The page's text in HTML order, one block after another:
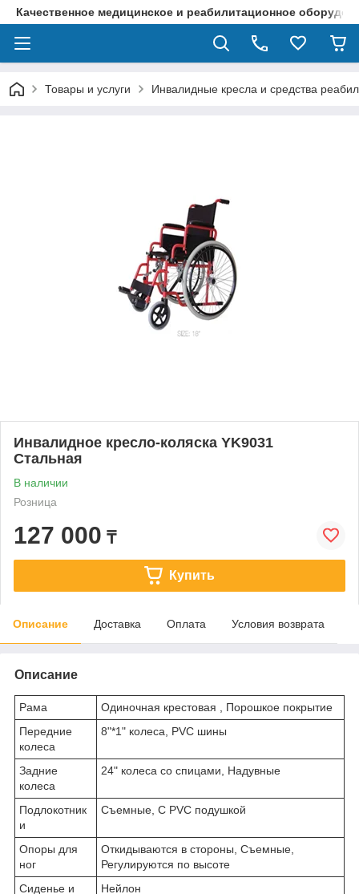
Качественное медицинское и реабилитационное
Товары и услуги Инвалидные кресла и средства
Инвалидное кресло-коляска YK9031
Стальная
В наличии
Розница
127 000 ₸
Купить
Описание Доставка Оплата Условия возврата
Описание
Рама
Одиночная крестовая , Порошкое покрытие
Передние
колеса
8"*1" колеса, PVC шины
Задние
колеса
24" колеса со спицами, Надувные
Подлокотник
и
Съемные, С PVC подушкой
Опоры для
ног
Откидываются в стороны, Съемные,
Регулируются по высоте
Сиденье и
Нейлон